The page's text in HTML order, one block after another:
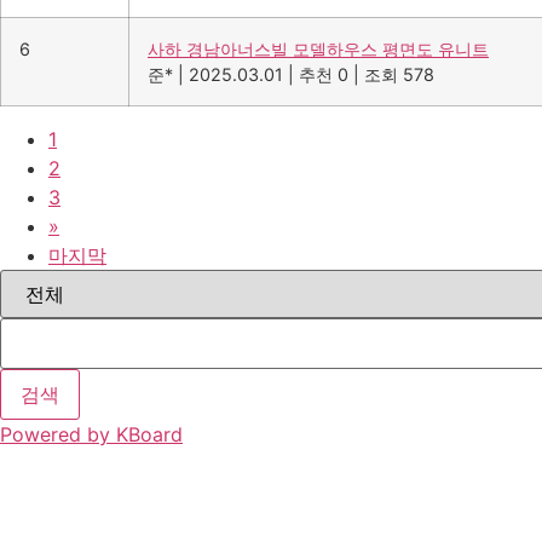
6
사하 경남아너스빌 모델하우스 평면도 유니트
준*
2025.03.01 추천 0 조회 578
1
2
3
»
마지막
검색
Powered by KBoard